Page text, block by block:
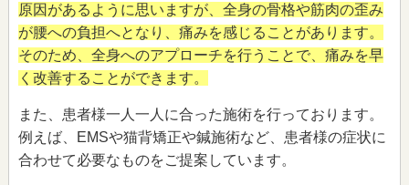
原因があるように思いますが、全身の骨格や筋肉の歪み
が腰への負担へとなり、痛みを感じることがあります。
そのため、全身へのアプローチを行うことで、痛みを早
く改善することができます。
また、患者様一人一人に合った施術を行っております。
例えば、EMSや猫背矯正や鍼施術など、患者様の症状に
合わせて必要なものをご提案しています。